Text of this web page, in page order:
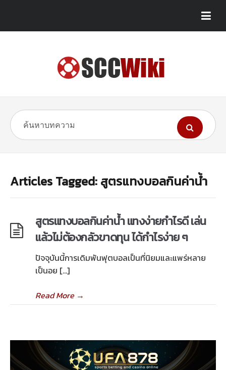
Articles Tagged: สูตรแทงบอลกินค่าน้ำ
สูตรแทงบอลกินค่าน้ำ แทงง่ายกำไรดี เล่น
แล้วไม่ต้องกลัวขาดทุน ได้กำไรง่าย ๆ
ปัจจุบันนี้การเดิมพันฟุตบอลเป็นที่นิยมและแพร่หลาย
เป็นอย […]
Read More→